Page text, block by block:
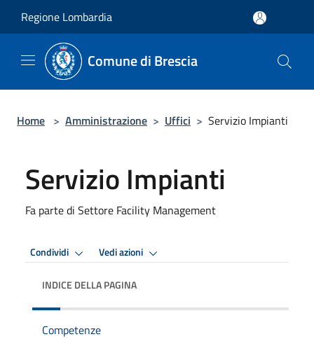
Regione Lombardia
Comune di Brescia
Home > Amministrazione > Uffici > Servizio Impianti
Servizio Impianti
Fa parte di Settore Facility Management
Condividi Vedi azioni
INDICE DELLA PAGINA
Competenze